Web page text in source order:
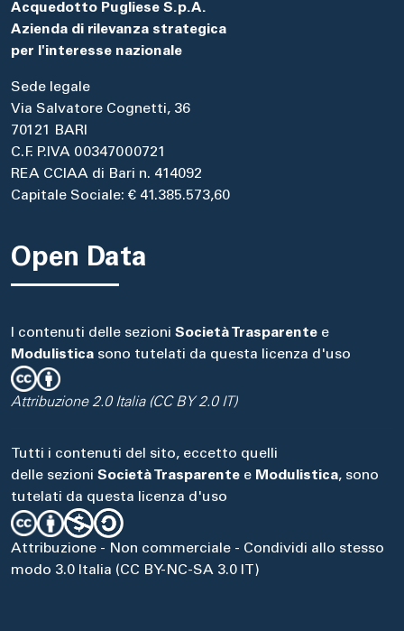
Acquedotto Pugliese S.p.A.
Azienda di rilevanza strategica
per l'interesse nazionale
Sede legale
Via Salvatore Cognetti, 36
70121 BARI
C.F. P.IVA 00347000721
REA CCIAA di Bari n. 414092
Capitale Sociale: € 41.385.573,60
Open Data
I contenuti delle sezioni Società Trasparente e
Modulistica sono tutelati da questa licenza d'uso
Attribuzione 2.0 Italia (CC BY 2.0 IT)
Tutti i contenuti del sito, eccetto quelli
delle sezioni Società Trasparente e Modulistica, sono
tutelati da questa licenza d'uso
Attribuzione - Non commerciale - Condividi allo stesso
modo 3.0 Italia (CC BY-NC-SA 3.0 IT)